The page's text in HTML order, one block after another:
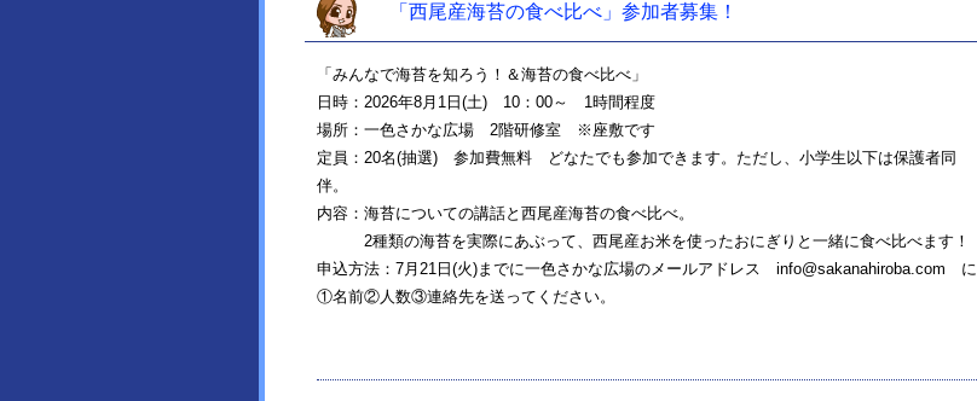
「西尾産海苔の食べ比べ」参加者募集！
「みんなで海苔を知ろう！＆海苔の食べ比べ」
日時：2026年8月1日(土) 10：00～ 1時間程度
場所：一色さかな広場 2階研修室 ※座敷です
定員：20名(抽選) 参加費無料 どなたでも参加できます。ただし、小学生以下は保護者同
伴。
内容：海苔についての講話と西尾産海苔の食べ比べ。
2種類の海苔を実際にあぶって、西尾産お米を使ったおにぎりと一緒に食べ比べます！
申込方法：7月21日(火)までに一色さかな広場のメールアドレス info@sakanahiroba.com に
①名前②人数③連絡先を送ってください。